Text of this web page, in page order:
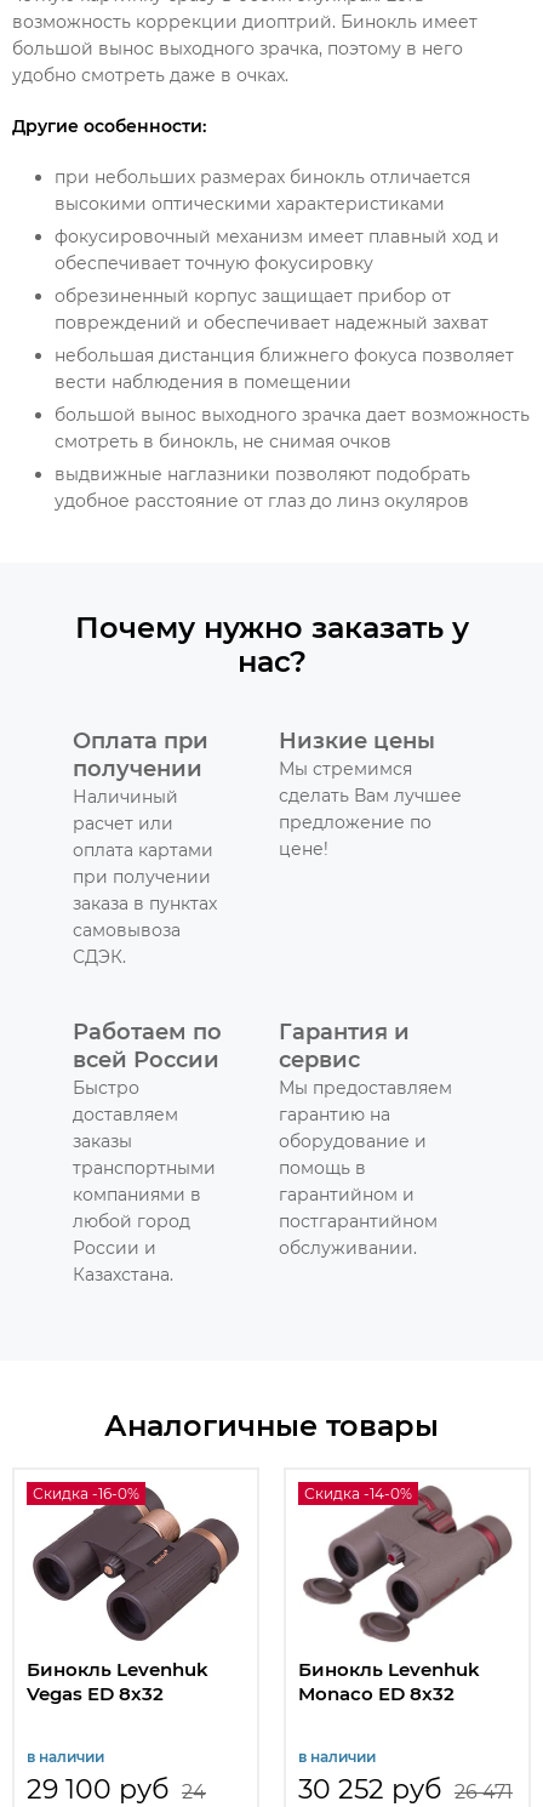
возможность коррекции диоптрий. Бинокль имеет
большой вынос выходного зрачка, поэтому в него
удобно смотреть даже в очках.
Другие особенности:
при небольших размерах бинокль отличается
высокими оптическими характеристиками
фокусировочный механизм имеет плавный ход и
обеспечивает точную фокусировку
обрезиненный корпус защищает прибор от
повреждений и обеспечивает надежный захват
небольшая дистанция ближнего фокуса позволяет
вести наблюдения в помещении
большой вынос выходного зрачка дает возможность
смотреть в бинокль, не снимая очков
выдвижные наглазники позволяют подобрать
удобное расстояние от глаз до линз окуляров
Почему нужно заказать у
нас?
Оплата при
получении
Наличиный
расчет или
оплата картами
при получении
заказа в пунктах
самовывоза
СДЭК.
Низкие цены
Мы стремимся
сделать Вам лучшее
предложение по
цене!
Работаем по
всей России
Быстро
доставляем
заказы
транспортными
компаниями в
любой город
России и
Казахстана.
Гарантия и
сервис
Мы предоставляем
гарантию на
оборудование и
помощь в
гарантийном и
постгарантийном
обслуживании.
Аналогичные товары
Скидка -16-0%
Бинокль Levenhuk
Vegas ED 8x32
в наличии
29 100 руб 24
Скидка -14-0%
Бинокль Levenhuk
Monaco ED 8x32
в наличии
30 252 руб 26 471